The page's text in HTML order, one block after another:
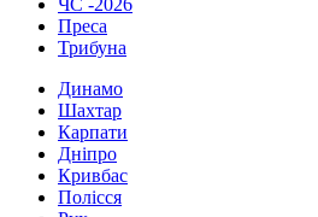
ЧС -2026
Преса
Трибуна
Динамо
Шахтар
Карпати
Дніпро
Кривбас
Полісся